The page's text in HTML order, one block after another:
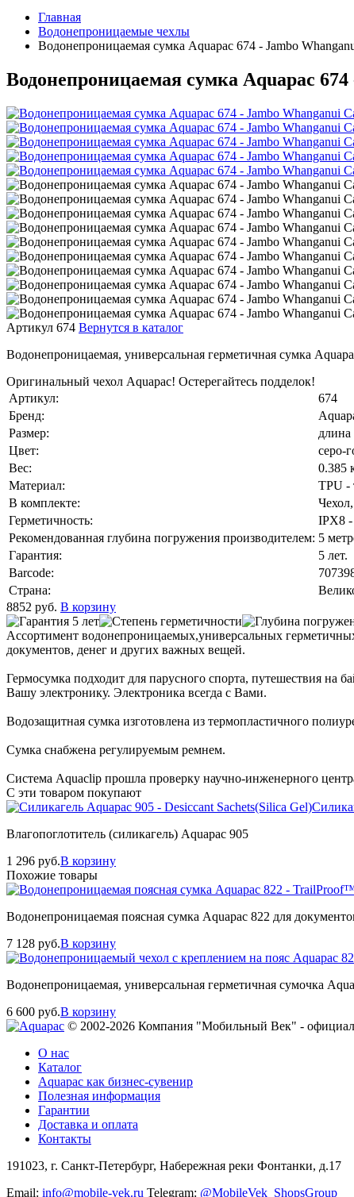
Главная
Водонепроницаемые чехлы
Водонепроницаемая сумка Aquapac 674 - Jambo
Водонепроницаемая сумка Aquapac
Артикул 674 Вернутся в каталог
Водонепроницаемая, универсальная герметичная сумка
Оригинальный чехол Aquapac! Остерегайтесь подделок!
Артикул:
674
Бренд:
Размер:
Цвет:
серо-
Вес:
0.385
Материал:
TPU -
В комплекте:
Герметичность:
IPX8 -
Рекомендованная глубина погружения производителем: 5
Гарантия:
5 лет.
Barcode:
Страна:
8852 руб. В корзину
Ассортимент водонепроницаемых,универсальных
документов, денег и других важных вещей.
Гермосумка подходит для парусного спорта, путешествия на
Вашу электронику. Электроника всегда с Вами.
Водозащитная сумка изготовлена из термопластичного
Сумка снабжена регулируемым ремнем.
Система Aquaclip прошла проверку научно-инженерного
С эти товаром покупают
Влагопоглотитель (силикагель) Aquapac 905
1 296 руб.В корзину
Похожие товары
Водонепроницаемая поясная сумка Aquapac 822 для
7 128 руб.В корзину
Водонепроницаемая, универсальная герметичная сумочка
6 600 руб.В корзину
© 2002-2026 Компания "Мобильный Век" -
О нас
Каталог
Aquapac как бизнес-сувенир
Полезная информация
Гарантии
Доставка и оплата
Контакты
191023, г. Санкт-Петербург, Набережная реки Фонтанки, д.17
Email: info@mobile-vek.ru Telegram: @MobileVek_ShopsGroup